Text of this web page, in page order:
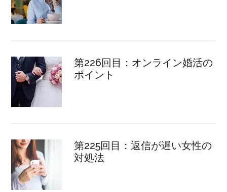
第226回目：オンライン婚活の
ポイント
第225回目：返信が遅い女性の
対処法